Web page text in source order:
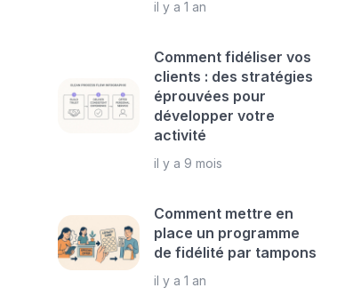
il y a 1 an
Comment fidéliser vos
clients : des stratégies
éprouvées pour
développer votre
activité
il y a 9 mois
Comment mettre en
place un programme
de fidélité par tampons
il y a 1 an